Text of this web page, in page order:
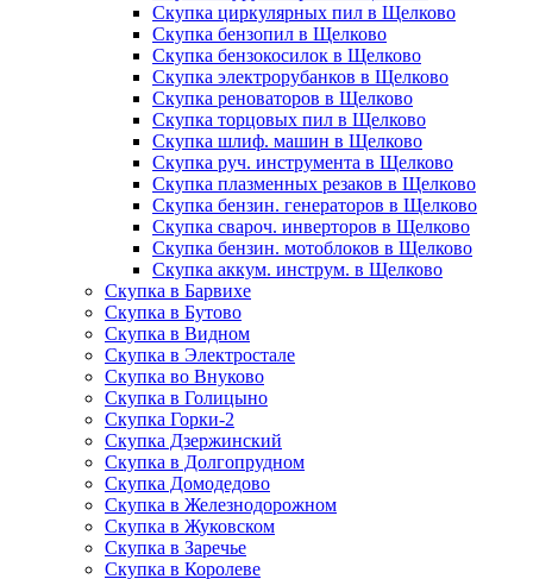
Скупка циркулярных пил в Щелково
Скупка бензопил в Щелково
Скупка бензокосилок в Щелково
Скупка электрорубанков в Щелково
Скупка реноваторов в Щелково
Скупка торцовых пил в Щелково
Скупка шлиф. машин в Щелково
Скупка руч. инструмента в Щелково
Скупка плазменных резаков в Щелково
Скупка бензин. генераторов в Щелково
Скупка свароч. инверторов в Щелково
Скупка бензин. мотоблоков в Щелково
Скупка аккум. инструм. в Щелково
Скупка в Барвихе
Скупка в Бутово
Скупка в Видном
Скупка в Электростале
Скупка во Внуково
Скупка в Голицыно
Скупка Горки-2
Скупка Дзержинский
Скупка в Долгопрудном
Скупка Домодедово
Скупка в Железнодорожном
Скупка в Жуковском
Скупка в Заречье
Скупка в Королеве